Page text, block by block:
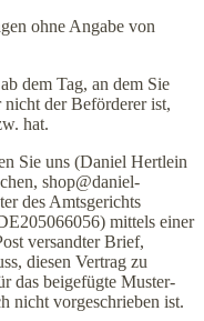
ohne Angabe von
dem Tag, an dem Sie
der Beförderer ist,
hat.
Sie uns (Daniel Hertlein
shop@daniel-
des Amtsgerichts
mittels einer
versandter Brief,
diesen Vertrag zu
das beigefügte Muster-
nicht vorgeschrieben ist.